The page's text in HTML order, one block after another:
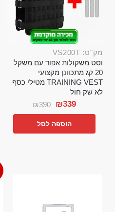
מק"ט: VS200T
וסט משקולות אפוד עם משקל
20 קג מתכוונן מקצועי
TRAINING VEST מטילי כסף
לא שק חול
₪390 ₪339
הוספה לסל